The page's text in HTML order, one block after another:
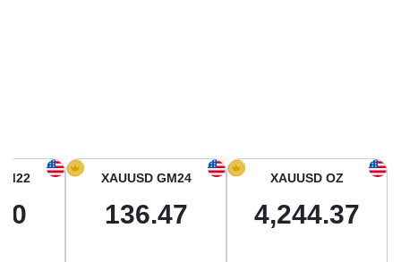
أسعار الذهب في أمريكا الجنوبية
XAUUSD OZ
4,244.37
XAUUSD GM24
136.47